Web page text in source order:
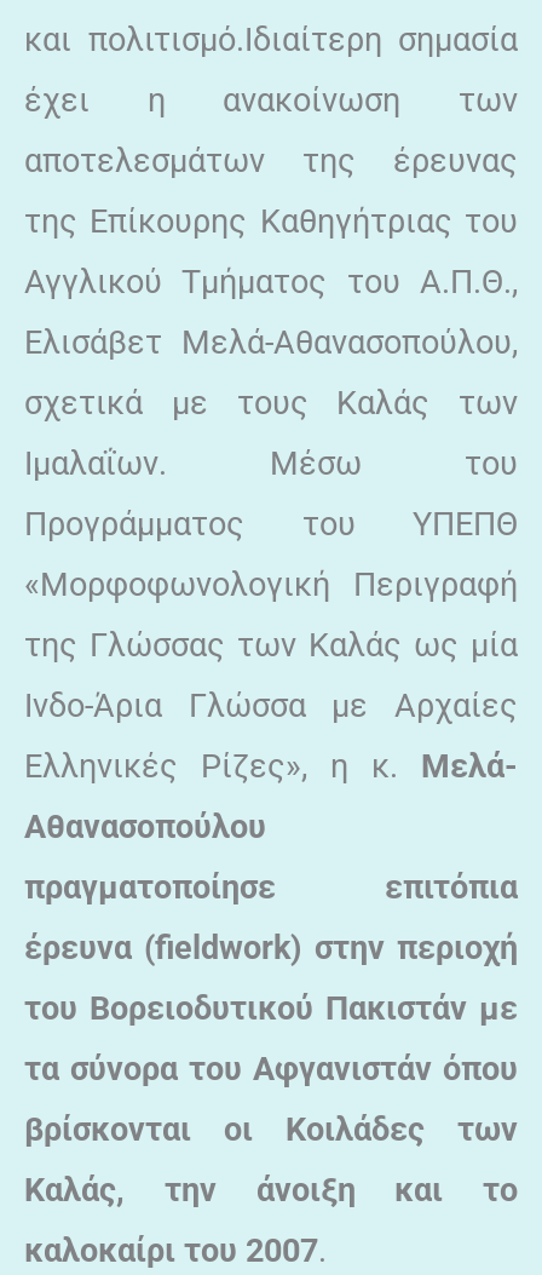
και πολιτισμό.Ιδιαίτερη σημασία
έχει η ανακοίνωση των
αποτελεσμάτων της έρευνας
της Επίκουρης Καθηγήτριας του
Αγγλικού Τμήματος του Α.Π.Θ.,
Ελισάβετ Μελά-Αθανασοπούλου,
σχετικά με τους Καλάς των
Ιμαλαΐων. Μέσω του
Προγράμματος του ΥΠΕΠΘ
«Μορφοφωνολογική Περιγραφή
της Γλώσσας των Καλάς ως μία
Ινδο-Άρια Γλώσσα με Αρχαίες
Ελληνικές Ρίζες», η κ. Μελά-
Αθανασοπούλου
πραγματοποίησε επιτόπια
έρευνα (fieldwork) στην περιοχή
του Βορειοδυτικού Πακιστάν με
τα σύνορα του Αφγανιστάν όπου
βρίσκονται οι Κοιλάδες των
Καλάς, την άνοιξη και το
καλοκαίρι του 2007.